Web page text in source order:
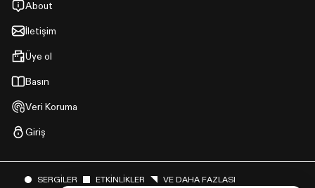
About
İletişim
Üye ol
Basın
Veri Koruma
Giriş
SERGILER ETKINLIKLER VE DAHA FAZLASI